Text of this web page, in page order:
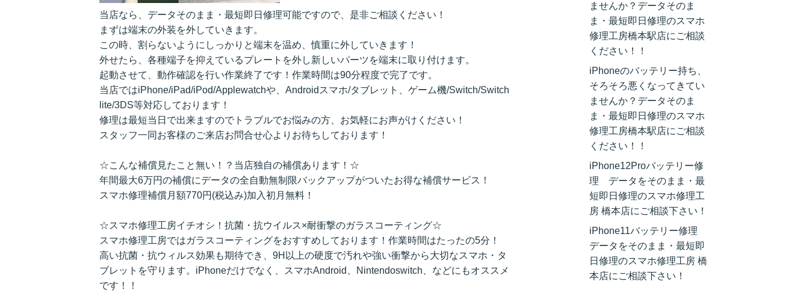
当店なら、データそのまま・最短即日修理可能ですので、是非ご相談ください！
まずは端末の外装を外していきます。
この時、割らないようにしっかりと端末を温め、慎重に外していきます！
外せたら、各種端子を抑えているプレートを外し新しいパーツを端末に取り付けます。
起動させて、動作確認を行い作業終了です！作業時間は90分程度で完了です。
当店ではiPhone/iPad/iPod/Applewatchや、Androidスマホ/タブレット、ゲーム機/Switch/Switch
lite/3DS等対応しております！
修理は最短当日で出来ますのでトラブルでお悩みの方、お気軽にお声がけください！
スタッフ一同お客様のご来店お問合せ心よりお待ちしております！
☆こんな補償見たこと無い！？当店独自の補償あります！☆
年間最大6万円の補償にデータの全自動無制限バックアップがついたお得な補償サービス！
スマホ修理補償月額770円(税込み)加入初月無料！
☆スマホ修理工房イチオシ！抗菌・抗ウイルス×耐衝撃のガラスコーティング☆
スマホ修理工房ではガラスコーティングをおすすめしております！作業時間はたったの5分！
高い抗菌・抗ウィルス効果も期待でき、9H以上の硬度で汚れや強い衝撃から大切なスマホ・タ
ブレットを守ります。iPhoneだけでなく、スマホAndroid、Nintendoswitch、などにもオススメ
です！！
ませんか？データそのま
ま・最短即日修理のスマホ
修理工房橋本駅店にご相談
ください！！
iPhoneのバッテリー持ち、
そろそろ悪くなってきてい
ませんか？データそのま
ま・最短即日修理のスマホ
修理工房橋本駅店にご相談
ください！！
iPhone12Proバッテリー修
理 データをそのまま・最
短即日修理のスマホ修理工
房 橋本店にご相談下さい！
iPhone11バッテリー修理
データをそのまま・最短即
日修理のスマホ修理工房 橋
本店にご相談下さい！